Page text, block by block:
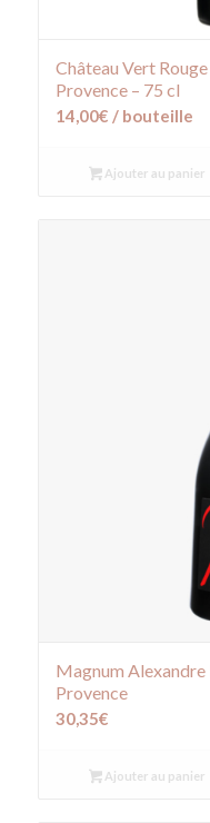
Château Vert
Provence – 75 cl
14,00€ / bouteille
Ajouter au panier
Magnum Alexandre
Provence
30,35€
Ajouter au panier